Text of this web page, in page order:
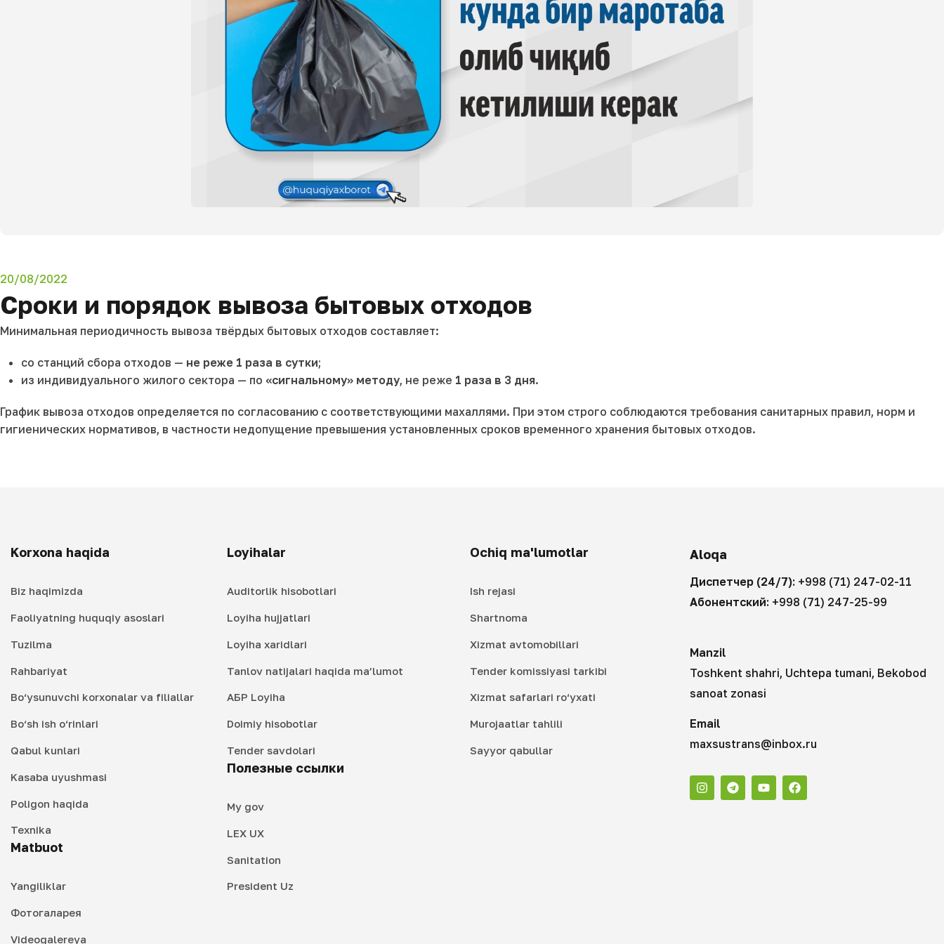
20/08/2022
Сроки и порядок вывоза бытовых отходов
Минимальная периодичность вывоза твёрдых бытовых отходов составляет:
со станций сбора отходов — не реже 1 раза в сутки;
из индивидуального жилого сектора — по «сигнальному» методу, не реже 1 раза в 3 дня.
График вывоза отходов определяется по согласованию с соответствующими махаллями. При этом строго соблюдаются требования санитарных правил, норм и
гигиенических нормативов, в частности недопущение превышения установленных сроков временного хранения бытовых отходов.
Korxona haqida
Biz haqimizda
Faoliyatning huquqiy asoslari
Tuzilma
Rahbariyat
Bo‘ysunuvchi korxonalar va filiallar
Bo‘sh ish o‘rinlari
Qabul kunlari
Kasaba uyushmasi
Poligon haqida
Texnika
Matbuot
Yangiliklar
Фотогаларея
Videogalereya
Loyihalar
Auditorlik hisobotlari
Loyiha hujjatlari
Loyiha xaridlari
Tanlov natijalari haqida ma’lumot
АБР Loyiha
Doimiy hisobotlar
Tender savdolari
Полезные ссылки
My gov
LEX UX
Sanitation
President Uz
Ochiq ma'lumotlar
Ish rejasi
Shartnoma
Xizmat avtomobillari
Tender komissiyasi tarkibi
Xizmat safarlari ro‘yxati
Murojaatlar tahlili
Sayyor qabullar
Aloqa
Диспетчер (24/7): +998 (71) 247-02-11
Абонентский: +998 (71) 247-25-99
Manzil
Toshkent shahri, Uchtepa tumani, Bekobod
sanoat zonasi
Email
maxsustrans@inbox.ru